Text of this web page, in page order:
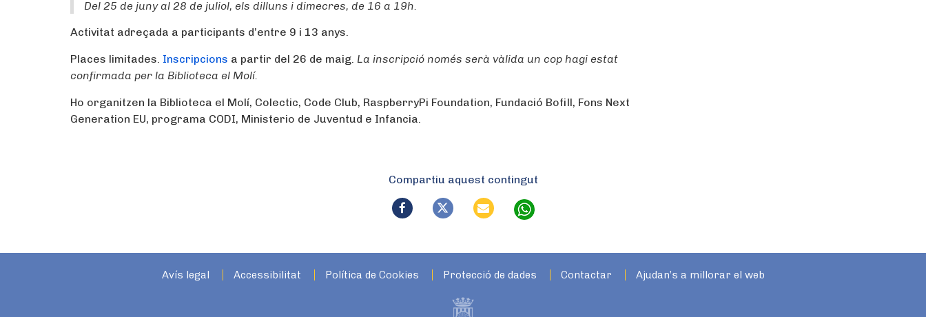
Del 25 de juny al 28 de juliol, els dilluns i dimecres, de 16 a 19h.
Activitat adreçada a participants d’entre 9 i 13 anys.
Places limitades. Inscripcions a partir del 26 de maig. La inscripció només serà vàlida un cop hagi estat
confirmada per la Biblioteca el Molí.
Ho organitzen la Biblioteca el Molí, Colectic, Code Club, RaspberryPi Foundation, Fundació Bofill, Fons Next
Generation EU, programa CODI, Ministerio de Juventud e Infancia.
Compartiu aquest contingut
Avís legal Accessibilitat Política de Cookies Protecció de dades Contactar Ajudan’s a millorar el web